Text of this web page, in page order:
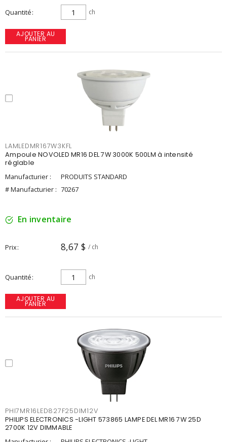
Quantité ch
AJOUTER AU
PANIER
LAMLEDMR167W3KFL
Ampoule NOVOLED MR16 DEL 7W 3000K 500LM à intensité
réglable
Manufacturier :
PRODUITS STANDARD
# Manufacturier : 70267
En inventaire
Prix 8,67 $ / ch
Quantité ch
AJOUTER AU
PANIER
PHI7MR16LED827F25DIM12V
PHILIPS ELECTRONICS -LIGHT 573865 LAMPE DEL MR16 7W 25D
2700K 12V DIMMABLE